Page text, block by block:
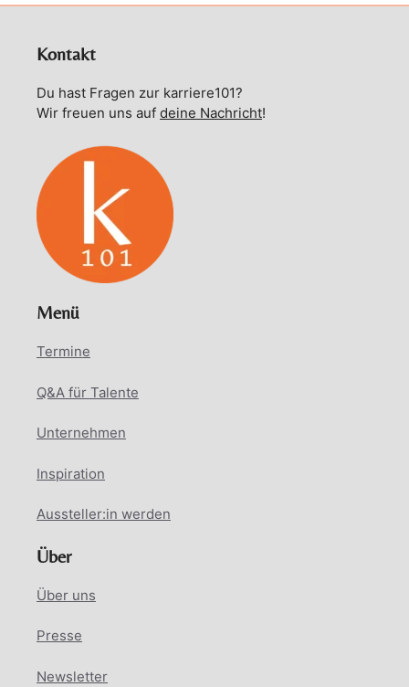
Kontakt
Du hast Fragen zur karriere101?
Wir freuen uns auf deine Nachricht!
Menü
Termine
Q&A für Talente
Unternehmen
Inspiration
Aussteller:in werden
Über
Über uns
Presse
Newsletter